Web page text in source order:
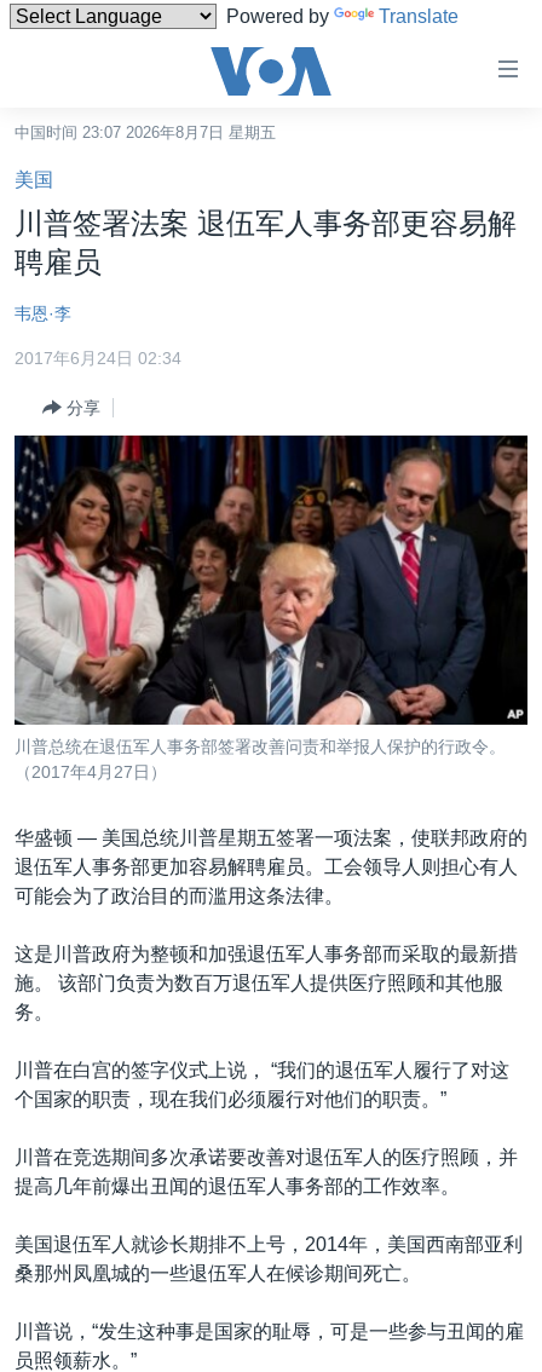
Powered by Translate
碍
链
接
跳
转
容
到
航
跳
转
检
索
中国
最新国际新闻
印太
中东
欧洲
非洲
美洲
全球议题
分类新闻
经济·金融·贸易
人权·法律·宗教
科教·文娱·体健
军事
劳工
环境
美中关系
热点专题
白宫要闻
国会报道
美中关系
美国建国250周年
埃博拉疫情
美国之音专访
台海两岸关系
南中国海争端
关注西藏
关注新疆
VOA视频
VOA今日焦点
中文广播
关注我们
其他语言网站
中国时间 23:07 2026年8月7日 星期五
美国
川普签署法案 退伍军人事务部更容易解
聘雇员
韦恩·李
2017年6月24日 02:34
分享
川普总统在退伍军人事务部签署改善问责和举报人保护的行政令。
（2017年4月27日）
华盛顿 — 美国总统川普星期五签署一项法案，使联邦政府的
退伍军人事务部更加容易解聘雇员。工会领导人则担心有人
可能会为了政治目的而滥用这条法律。
这是川普政府为整顿和加强退伍军人事务部而采取的最新措
施。 该部门负责为数百万退伍军人提供医疗照顾和其他服
务。
川普在白宫的签字仪式上说， “我们的退伍军人履行了对这
个国家的职责，现在我们必须履行对他们的职责。”
川普在竞选期间多次承诺要改善对退伍军人的医疗照顾，并
提高几年前爆出丑闻的退伍军人事务部的工作效率。
美国退伍军人就诊长期排不上号，2014年，美国西南部亚利
桑那州凤凰城的一些退伍军人在候诊期间死亡。
川普说，“发生这种事是国家的耻辱，可是一些参与丑闻的雇
员照领薪水。”